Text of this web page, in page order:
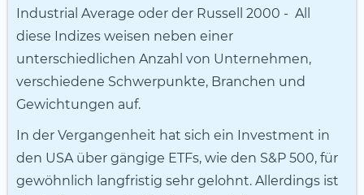
Industrial Average oder der Russell 2000 - All
diese Indizes weisen neben einer
unterschiedlichen Anzahl von Unternehmen,
verschiedene Schwerpunkte, Branchen und
Gewichtungen auf.
In der Vergangenheit hat sich ein Investment in
den USA über gängige ETFs, wie den S&P 500, für
gewöhnlich langfristig sehr gelohnt. Allerdings ist